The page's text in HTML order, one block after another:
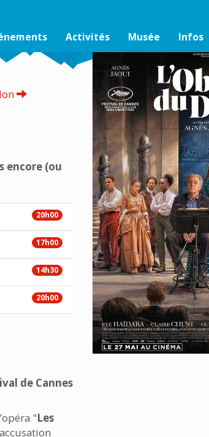
Activités Musée Infos
encore (ou
20h00
17h00
14h30
20h00
de Cannes
"Les